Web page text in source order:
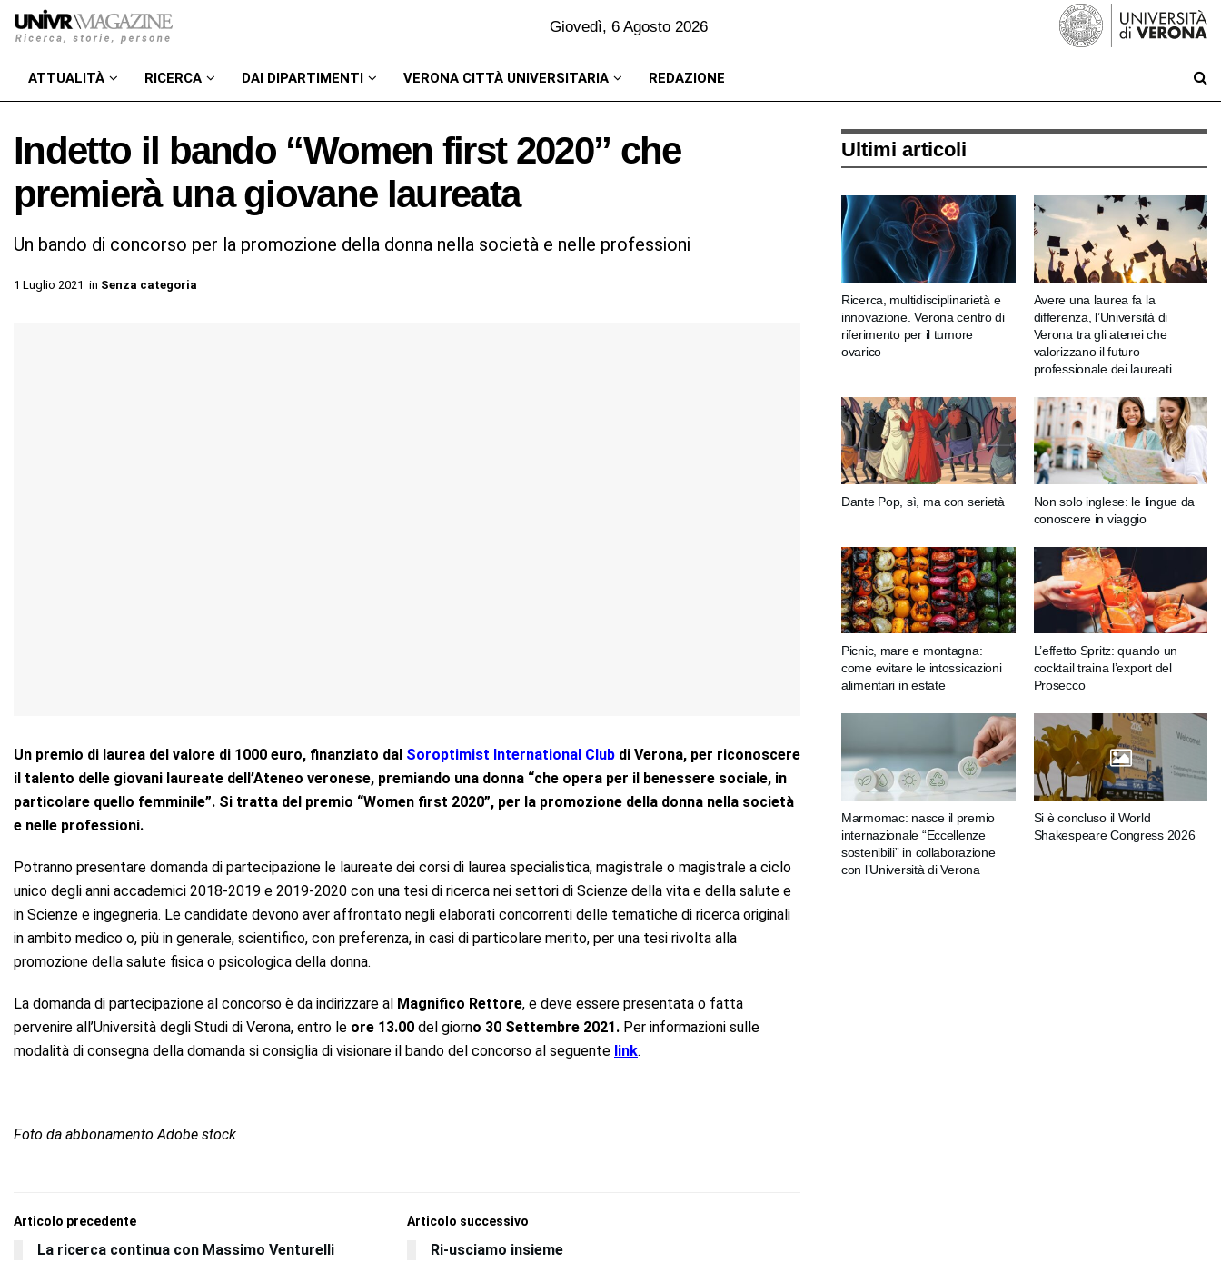
Giovedì, 6 Agosto 2026
ATTUALITÀ RICERCA DAI DIPARTIMENTI VERONA CITTÀ UNIVERSITARIA REDAZIONE
Indetto il bando “Women first 2020” che
premierà una giovane laureata
Un bando di concorso per la promozione della donna nella società e nelle professioni
1 Luglio 2021 in Senza categoria
Un premio di laurea del valore di 1000 euro, finanziato dal Soroptimist International Club di Verona, per riconoscere
il talento delle giovani laureate dell’Ateneo veronese, premiando una donna “che opera per il benessere sociale, in
particolare quello femminile”. Si tratta del premio “Women first 2020”, per la promozione della donna nella società
e nelle professioni.
Potranno presentare domanda di partecipazione le laureate dei corsi di laurea specialistica, magistrale o magistrale a ciclo
unico degli anni accademici 2018-2019 e 2019-2020 con una tesi di ricerca nei settori di Scienze della vita e della salute e
in Scienze e ingegneria. Le candidate devono aver affrontato negli elaborati concorrenti delle tematiche di ricerca originali
in ambito medico o, più in generale, scientifico, con preferenza, in casi di particolare merito, per una tesi rivolta alla
promozione della salute fisica o psicologica della donna.
La domanda di partecipazione al concorso è da indirizzare al Magnifico Rettore, e deve essere presentata o fatta
pervenire all’Università degli Studi di Verona, entro le ore 13.00 del giorno 30 Settembre 2021. Per informazioni sulle
modalità di consegna della domanda si consiglia di visionare il bando del concorso al seguente link.
Foto da abbonamento Adobe stock
Articolo precedente
La ricerca continua con Massimo Venturelli
Articolo successivo
Ri-usciamo insieme
Ultimi articoli
Ricerca, multidisciplinarietà e
innovazione. Verona centro di
riferimento per il tumore
ovarico
Avere una laurea fa la
differenza, l’Università di
Verona tra gli atenei che
valorizzano il futuro
professionale dei laureati
Dante Pop, sì, ma con serietà
Non solo inglese: le lingue da
conoscere in viaggio
Picnic, mare e montagna:
come evitare le intossicazioni
alimentari in estate
L’effetto Spritz: quando un
cocktail traina l’export del
Prosecco
Marmomac: nasce il premio
internazionale “Eccellenze
sostenibili” in collaborazione
con l’Università di Verona
Si è concluso il World
Shakespeare Congress 2026